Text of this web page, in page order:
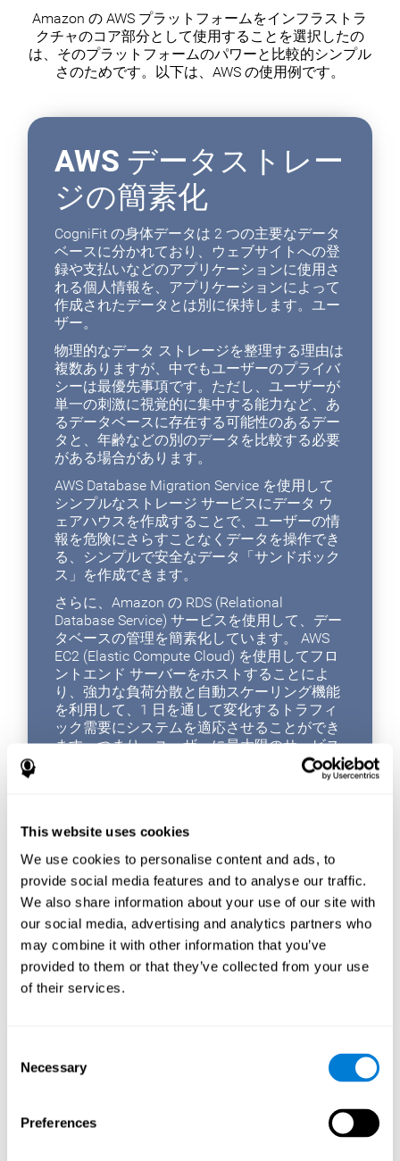
This website uses cookies
We use cookies to personalise content and ads, to
provide social media features and to analyse our traffic.
We also share information about your use of our site with
our social media, advertising and analytics partners who
may combine it with other information that you’ve
provided to them or that they’ve collected from your use
of their services.
Selection
Necessary
Preferences
Amazon の AWS プラットフォームをインフラストラ
クチャのコア部分として使用することを選択したの
は、そのプラットフォームのパワーと比較的シンプル
さのためです。以下は、AWS の使用例です。
AWS データストレー
ジの簡素化
CogniFit の身体データは 2 つの主要なデータ
ベースに分かれており、ウェブサイトへの登
録や支払いなどのアプリケーションに使用さ
れる個人情報を、アプリケーションによって
作成されたデータとは別に保持します。ユー
ザー。
物理的なデータ ストレージを整理する理由は
複数ありますが、中でもユーザーのプライバ
シーは最優先事項です。ただし、ユーザーが
単一の刺激に視覚的に集中する能力など、あ
るデータベースに存在する可能性のあるデー
タと、年齢などの別のデータを比較する必要
がある場合があります。
AWS Database Migration Service を使用して
シンプルなストレージ サービスにデータ ウ
ェアハウスを作成することで、ユーザーの情
報を危険にさらすことなくデータを操作でき
る、シンプルで安全なデータ「サンドボック
ス」を作成できます。
さらに、Amazon の RDS (Relational
Database Service) サービスを使用して、デー
タベースの管理を簡素化しています。 AWS
EC2 (Elastic Compute Cloud) を使用してフロ
ントエンド サーバーをホストすることによ
り、強力な負荷分散と自動スケーリング機能
を利用して、1 日を通して変化するトラフィ
ック需要にシステムを適応させることができ
ます。つまり、ユーザーに最大限のサービス
をシームレスに提供できます。トラフィック
が少ない期間にサーバー リソースを浪費する
トレージ プランを作成するための優れたツー
ルを提供してくれるだけでなく、Amazon の
WAF (Web アプリケーション ファイアウォー
ル) のおかげで、Web アプリケーションをオ
ンラインの脅威から確実に保護することがで
きます。
AWS Glue のようなデータツールを使用する
フィルタリングし、処理して、生データを整
理された価値のある情報に変えることができ